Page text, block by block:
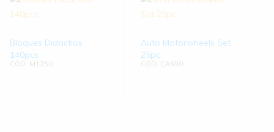
Bloques Didactios
140pcs
CÓD: M1250
Auto Motorwheels Set
25pc
CÓD: CA590